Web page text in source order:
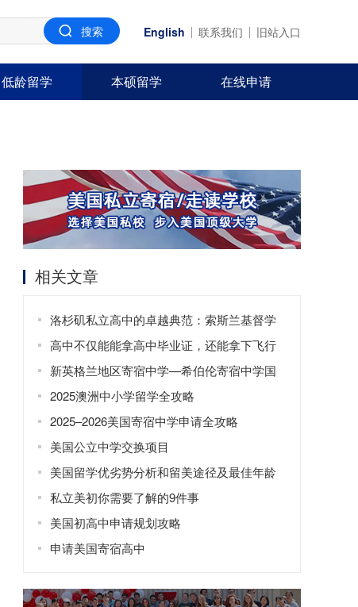
English 联系我们 旧站入口
低龄留学 本硕留学 在线申请
相关文章
洛杉矶私立高中的卓越典范：索斯兰基督学
校
高中不仅能能拿高中毕业证，还能拿下飞行
驾照？这所学校不简单！
新英格兰地区寄宿中学—希伯伦寄宿中学国
际学生项目亮点
2025澳洲中小学留学全攻略
2025–2026美国寄宿中学申请全攻略
美国公立中学交换项目
美国留学优劣势分析和留美途径及最佳年龄
私立美初你需要了解的9件事
美国初高中申请规划攻略
申请美国寄宿高中